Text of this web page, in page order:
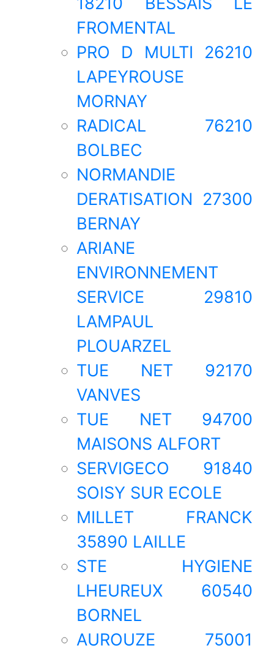
FROMENTAL
PRO D MULTI 26210
LAPEYROUSE
MORNAY
RADICAL 76210
BOLBEC
NORMANDIE
DERATISATION 27300
BERNAY
ARIANE
ENVIRONNEMENT
SERVICE 29810
LAMPAUL
PLOUARZEL
TUE NET 92170
VANVES
TUE NET 94700
MAISONS ALFORT
SERVIGECO 91840
SOISY SUR ECOLE
MILLET FRANCK
35890 LAILLE
STE HYGIENE
LHEUREUX 60540
BORNEL
AUROUZE 75001